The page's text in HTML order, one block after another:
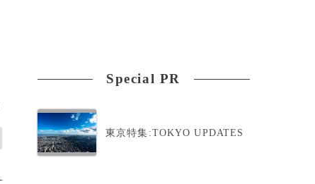
Special PR
東京特集:TOKYO UPDATES